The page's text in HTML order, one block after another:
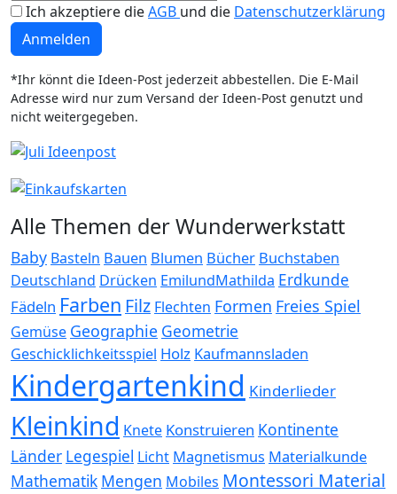
Ich akzeptiere dieAGB und die Datenschutzerklärung
Anmelden
*Ihr könnt die Ideen-Post jederzeit abbestellen. Die E-Mail
Adresse wird nur zum Versand der Ideen-Post genutzt und
nicht weitergegeben.
Alle Themen der Wunderwerkstatt
Baby Basteln Bauen Blumen Bücher Buchstaben
Deutschland Drücken EmilundMathilda Erdkunde
Fädeln Farben Filz Flechten Formen Freies Spiel
Gemüse Geographie Geometrie
Geschicklichkeitsspiel Holz Kaufmannsladen
Kindergartenkind Kinderlieder
Kleinkind Knete Konstruieren Kontinente
Länder Legespiel Licht Magnetismus Materialkunde
Mathematik Mengen Mobiles Montessori Material